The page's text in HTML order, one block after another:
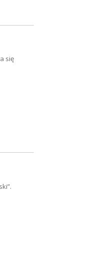
się